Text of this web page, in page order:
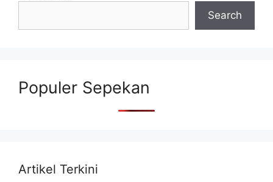
Search
Populer Sepekan
Artikel Terkini